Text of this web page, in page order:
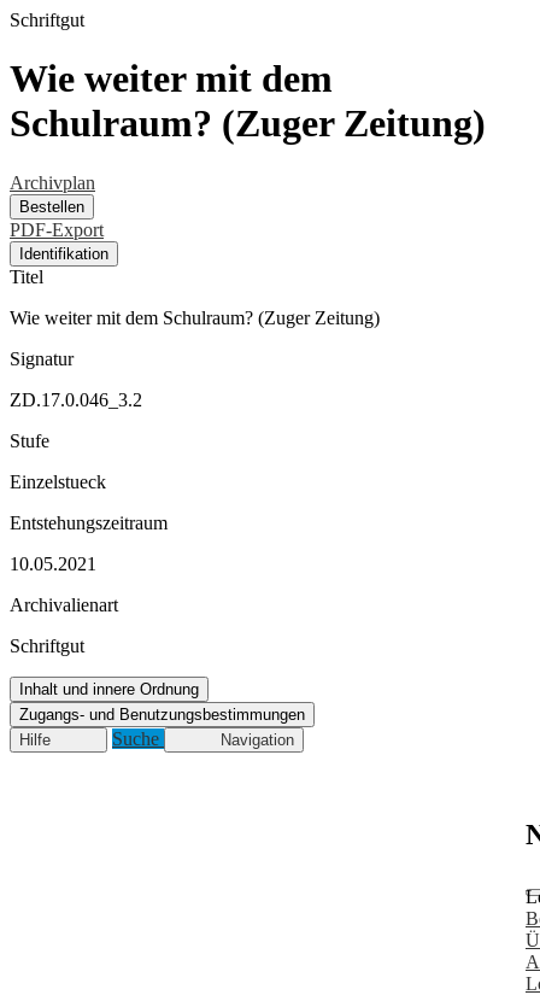
Schriftgut
Wie weiter mit dem
Schulraum? (Zuger Zeitung)
Archivplan
Bestellen
PDF-Export
Identifikation
Titel
Wie weiter mit dem Schulraum? (Zuger Zeitung)
Signatur
ZD.17.0.046_3.2
Stufe
Einzelstueck
Entstehungszeitraum
10.05.2021
Archivalienart
Schriftgut
Inhalt und innere Ordnung
Zugangs- und Benutzungsbestimmungen
Hilfe
Suche Navigation